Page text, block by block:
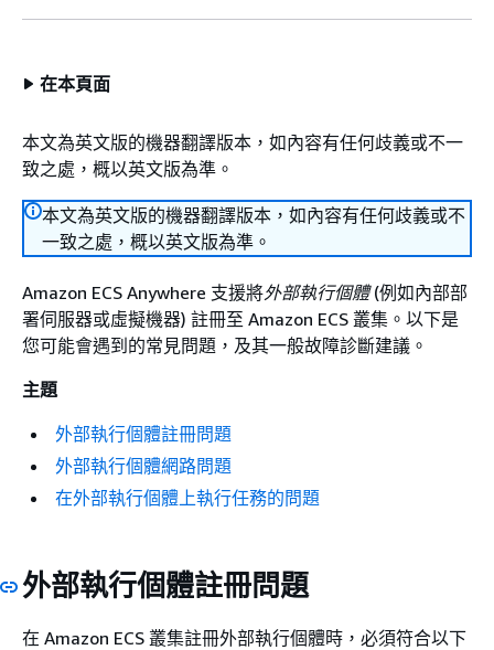
在本頁面
本文為英文版的機器翻譯版本，如內容有任何歧義或不一
致之處，概以英文版為準。
本文為英文版的機器翻譯版本，如內容有任何歧義或不
一致之處，概以英文版為準。
Amazon ECS Anywhere 支援將外部執行個體(例如內部部
署伺服器或虛擬機器) 註冊至 Amazon ECS 叢集。以下是
您可能會遇到的常見問題，及其一般故障診斷建議。
主題
外部執行個體註冊問題
外部執行個體網路問題
在外部執行個體上執行任務的問題
外部執行個體註冊問題
在 Amazon ECS 叢集註冊外部執行個體時，必須符合以下